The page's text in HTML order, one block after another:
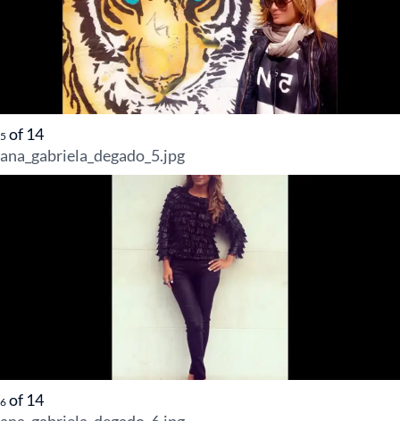
5 of 14
ana_gabriela_degado_5.jpg
6 of 14